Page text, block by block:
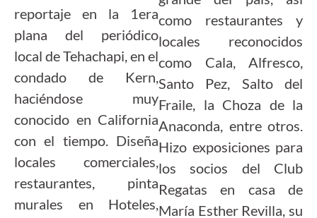
reportaje en la 1era
plana del periódico
local de Tehachapi, en el
condado de Kern,
haciéndose muy
conocido en California
con el tiempo. Diseña
locales comerciales,
restaurantes, pinta
murales en Hoteles,
como restaurantes y
locales reconocidos
como Cala, Alfresco,
Santo Pez, Salto del
Fraile, la Choza de la
Anaconda, entre otros.
Hizo exposiciones para
los socios del Club
Regatas en casa de
María Esther Revilla, su